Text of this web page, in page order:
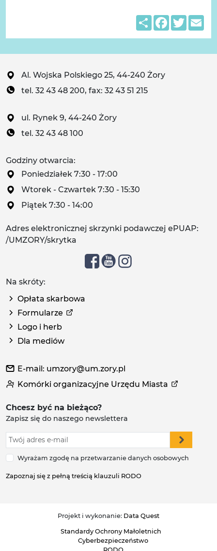
ShareFacebook
Twitter
Al. Wojska Polskiego 25, 44-240 Żory
tel. 32 43 48 200, fax: 32 43 51 215
ul. Rynek 9, 44-240 Żory
tel. 32 43 48 100
Godziny otwarcia:
Poniedziałek 7:30 - 17:00
Wtorek - Czwartek 7:30 - 15:30
Piątek 7:30 - 14:00
Adres elektronicznej skrzynki podawczej ePUAP:
/UMZORY/skrytka
Na skróty:
Opłata skarbowa
Formularze
Logo i herb
Dla mediów
E-mail: umzory@um.zory.pl
Komórki organizacyjne Urzędu Miasta
Chcesz być na bieżąco?
Zapisz się do naszego newslettera
Wyrażam zgodę na przetwarzanie danych osobowych
Zapoznaj się z pełną treścią klauzuli RODO
Projekt i wykonanie: Data Quest
Standardy Ochrony Małoletnich
Cyberbezpieczeństwo